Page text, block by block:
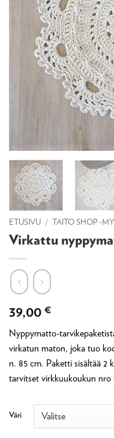
ETUSIVU / TAITO SHOP -
Virkattu
39,00 €
Nyppymatto-
virkatun maton, joka tuo
n. 85 cm. Paketti sisältää 2
tarvitset virkkuukoukun nro
Väri